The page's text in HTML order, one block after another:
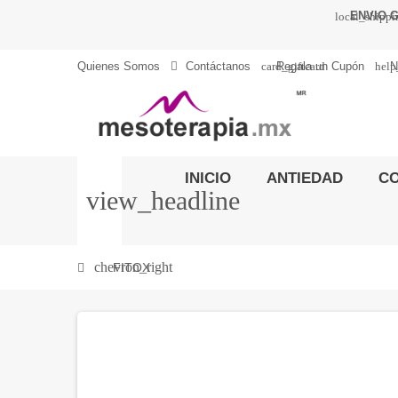
ENVIO
Quienes Somos Contáctanos card_giftcard
Regala un Cupón
view_headline
INICIO ANTIEDAD
chevron_right
FITOX